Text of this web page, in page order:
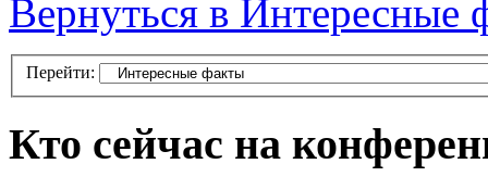
Вернуться в Интересные
Перейти:
Кто сейчас на